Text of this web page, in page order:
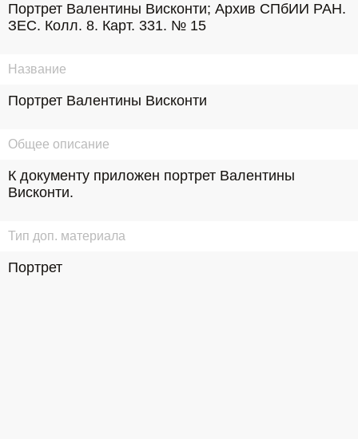
Портрет Валентины Висконти; Архив СПбИИ РАН.
ЗЕС. Колл. 8. Карт. 331. № 15
Название
Портрет Валентины Висконти
Общее описание
К документу приложен портрет Валентины
Висконти.
Тип доп. материала
Портрет